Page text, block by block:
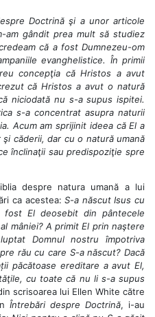
Doctrină şi a unor articole
am gândit prea mult să studiez
că a fost Dumnezeu-om
evanghelistice. În primii
concepţia că Hristos a avut
că Hristos a avut o natură
niciodată nu s-a supus ispitei.
s-a concentrat asupra naturii
Acum am sprijinit ideea că El a
căderii, dar cu o natură umană
înclinaţii sau predispoziţie spre
despre natura umană a lui
ca acestea:S-a născut Isus cu
El deosebit din pântecele
mâniei? A primit El prin naştere
Domnul nostru împotriva
rău cu care S-a născut? Dacă
păcătoase ereditare a avut El,
cu toate că nu li s-a supus
scrisoarea lui Ellen White către
Întrebări despre Doctrină, i-au